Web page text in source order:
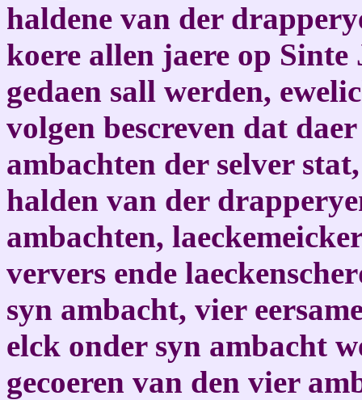
haldene van der
koere allen jaere op Sinte
gedaen sall werden,
volgen bescreven dat
ambachten der selver
halden van der
ambachten,
ververs ende
syn ambacht, vier
elck onder syn ambacht
gecoeren van den vier